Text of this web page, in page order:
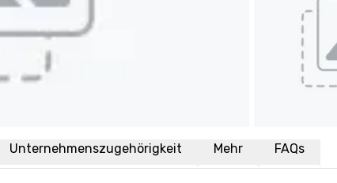
Unternehmenszugehörigkeit Mehr FAQs